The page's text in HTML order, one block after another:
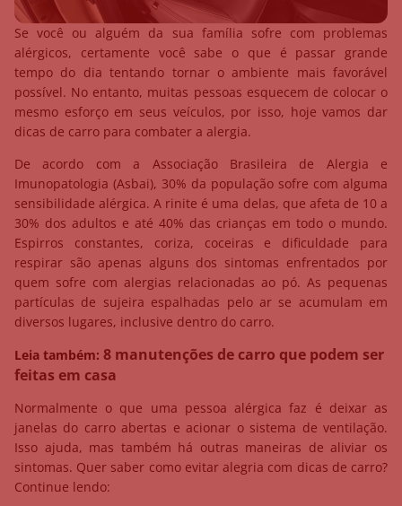
Se você ou alguém da sua família sofre com problemas
alérgicos, certamente você sabe o que é passar grande
tempo do dia tentando tornar o ambiente mais favorável
possível. No entanto, muitas pessoas esquecem de colocar o
mesmo esforço em seus veículos, por isso, hoje vamos dar
dicas de carro para combater a alergia.
De acordo com a Associação Brasileira de Alergia e
Imunopatologia (Asbai), 30% da população sofre com alguma
sensibilidade alérgica. A rinite é uma delas, que afeta de 10 a
30% dos adultos e até 40% das crianças em todo o mundo.
Espirros constantes, coriza, coceiras e dificuldade para
respirar são apenas alguns dos sintomas enfrentados por
quem sofre com alergias relacionadas ao pó. As pequenas
partículas de sujeira espalhadas pelo ar se acumulam em
diversos lugares, inclusive dentro do carro.
Leia também: 8 manutenções de carro que podem ser
feitas em casa
Normalmente o que uma pessoa alérgica faz é deixar as
janelas do carro abertas e acionar o sistema de ventilação.
Isso ajuda, mas também há outras maneiras de aliviar os
sintomas. Quer saber como evitar alegria com dicas de carro?
Continue lendo: